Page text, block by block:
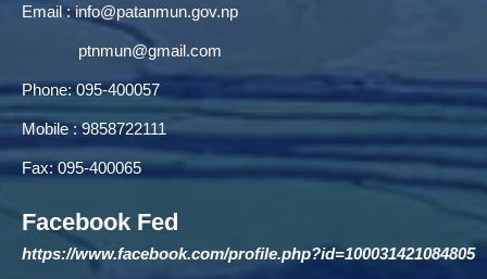
Email :info@patanmun.gov.np
ptnmun@gmail.com
Phone: 095-400057
Mobile : 9858722111
Fax: 095-400065
Facebook Fed
https://www.facebook.com/profile.php?id=100031421084805